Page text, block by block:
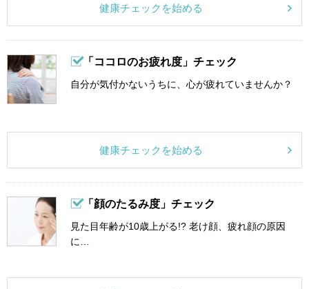
健康チェックを始める
「ココロのお疲れ度」チェック
自分が気付かないうちに、心が疲れていませんか？
健康チェックを始める
「顔のたるみ度」チェック
見た目年齢が10歳上がる!? 老け顔、疲れ顔の原因
に…